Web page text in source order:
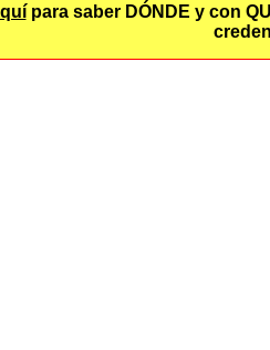
para saber DÓNDE y con